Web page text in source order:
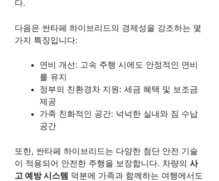
다.
다음은 싼타페 하이브리드의 경제성을 강조하는 몇
가지 특징입니다:
연비 개선: 고속 주행 시에도 안정적인 연비
를 유지
정부의 친환경차 지원: 세금 혜택 및 보조금
제공
가족 친화적인 공간: 넉넉한 실내와 짐 수납
공간
또한, 싼타페 하이브리드는 다양한 첨단 안전 기술
이 적용되어 안전한 주행을 보장합니다. 차량의 사
고 예방 시스템 덕분에 가족과 함께하는 여행에서도